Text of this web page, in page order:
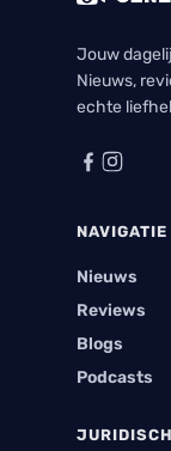
Jouw
Nieuws,
echte
NAVIGATIE
Nieuws
Reviews
Blogs
Podcasts
JURIDISCH